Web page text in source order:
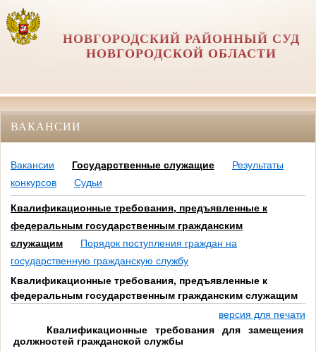
НОВГОРОДСКИЙ РАЙОННЫЙ СУД
НОВГОРОДСКОЙ ОБЛАСТИ
ВАКАНСИИ
Вакансии Государственные служащие
Результаты
конкурсов
Судьи
Квалификационные требования, предъявленные к
федеральным государственным гражданским
служащим
Порядок поступления граждан на
государственную гражданскую службу
Квалификационные требования, предъявленные к
федеральным государственным гражданским служащим
версия для печати
Квалификационные требования для замещения
должностей гражданской службы